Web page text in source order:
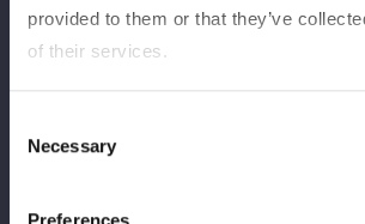
provided to them or that they’ve
of their services.
Selection
Necessary
Preferences
杏がシングルで対戦。一騎打ちで闘うのは今
古沢が勝てば自力初勝利。一方の儛島も吏南
期のライバルが初勝利を懸けたシングルマ
れない闘いだ。
古沢が求め、儛島が応じる形で握手が成立